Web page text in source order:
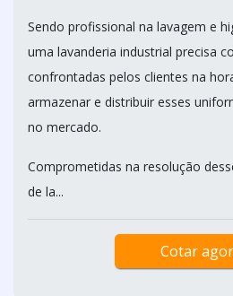
Sendo profissional na lavagem e
uma lavanderia industrial precisa
confrontadas pelos clientes na
armazenar e distribuir esses
no mercado.
Comprometidas na resolução
de la...
Cotar